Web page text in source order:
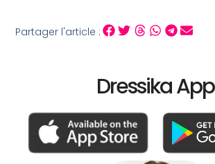
Partager l'article :
Dressika App